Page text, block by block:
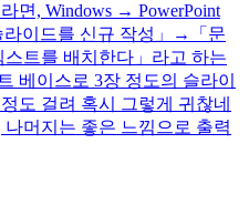
면, Windows → PowerPoint
라이드를 신규 작성」→「문
트를 배치한다」라고 하는
베이스로 3장 정도의 슬라이
도 걸려 혹시 그렇게 귀찮네
머지는 좋은 느낌으로 출력